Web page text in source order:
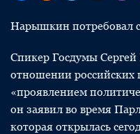
Нарышкин потребовал
Спикер Госдумы
отношении российских
«проявлением
он заявил во время
которая открылась